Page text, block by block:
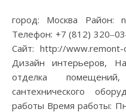
город: Москва Район: nan Адрес: nan Индекс: nan
Телефон: +7 (812)
Сайт: http://
Дизайн интерьеров,
отделка
сантехнического
работы Время работы: